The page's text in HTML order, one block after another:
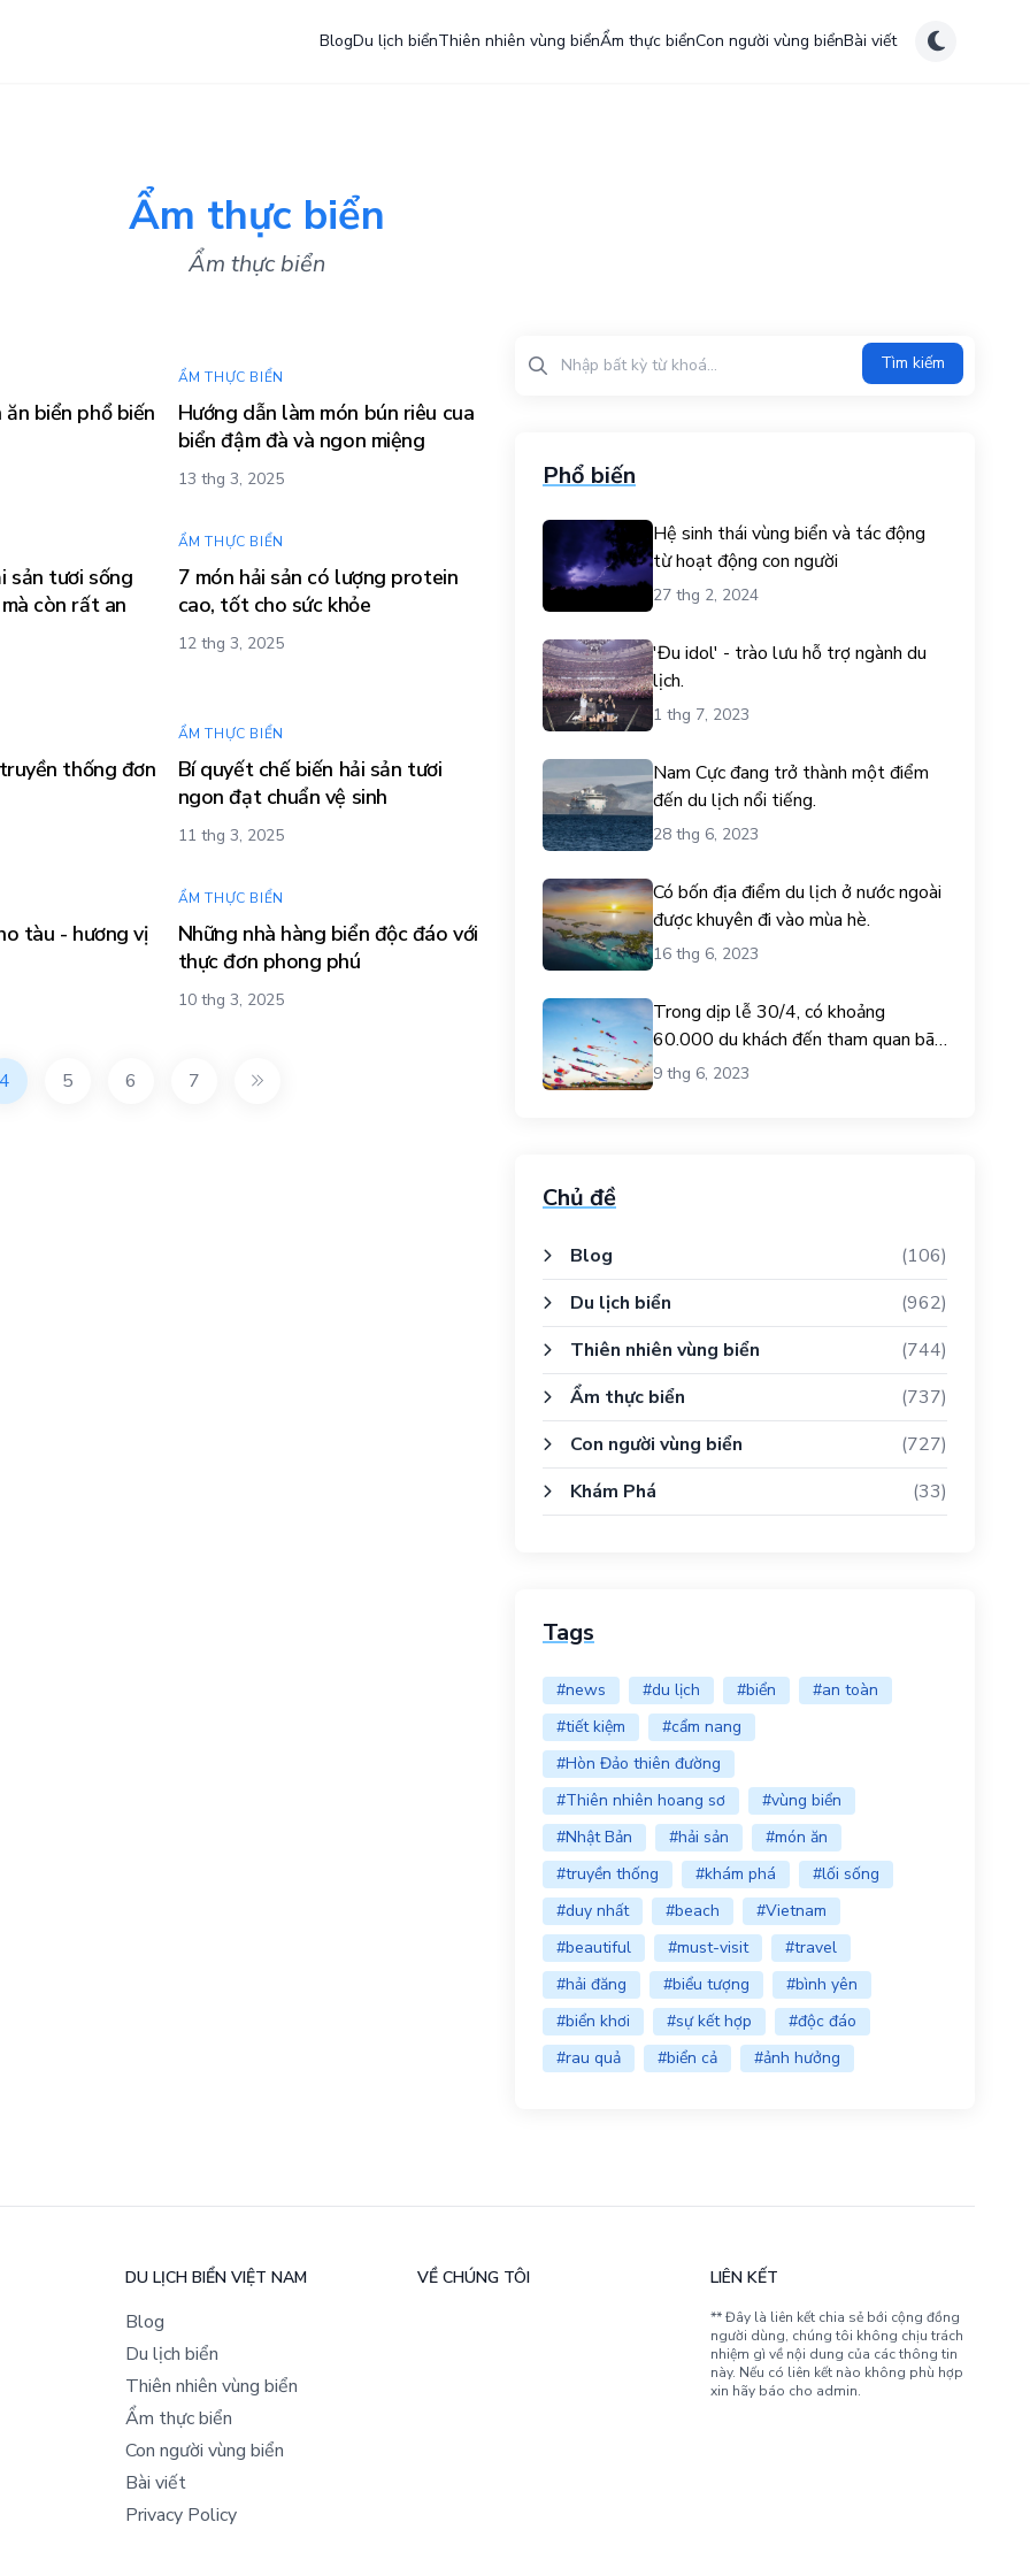
BlogDu lịch biểnThiên nhiên vùng biểnẨm thực biểnCon người vùng biểnBài viết
Ẩm thực biển
Ẩm thực biển
biển phổ biến
ẨM THỰC BIỂN
Hướng dẫn làm món bún riêu cua
biển đậm đà và ngon miệng
13 thg 3, 2025
sản tươi sống
còn rất an
ẨM THỰC BIỂN
7 món hải sản có lượng protein
cao, tốt cho sức khỏe
12 thg 3, 2025
thống đơn
ẨM THỰC BIỂN
Bí quyết chế biến hải sản tươi
ngon đạt chuẩn vệ sinh
11 thg 3, 2025
tàu - hương vị
ẨM THỰC BIỂN
Những nhà hàng biển độc đáo với
thực đơn phong phú
10 thg 3, 2025
4 5 6 7
Tìm kiếm
Phổ biến
Hệ sinh thái vùng biển và tác động
từ hoạt động con người
27 thg 2, 2024
'Đu idol' - trào lưu hỗ trợ ngành du
lịch.
1 thg 7, 2023
Nam Cực đang trở thành một điểm
đến du lịch nổi tiếng.
28 thg 6, 2023
Có bốn địa điểm du lịch ở nước ngoài
được khuyên đi vào mùa hè.
16 thg 6, 2023
Trong dịp lễ 30/4, có khoảng
60.000 du khách đến tham quan bãi
biển Gò Công.
9 thg 6, 2023
Chủ đề
Blog
(106)
Du lịch biển
(962)
Thiên nhiên vùng biển
(744)
Ẩm thực biển
(737)
Con người vùng biển
(727)
Khám Phá
(33)
Tags
#news #du lịch #biển
#an toàn
#tiết kiệm
#cẩm nang
#Hòn Đảo thiên đường
#Thiên nhiên hoang sơ
#vùng biển
#Nhật Bản
#hải sản
#món ăn
#truyền thống
#khám phá
#lối sống
#duy nhất
#beach
#Vietnam
#beautiful
#must-visit
#travel
#hải đăng
#biểu tượng
#bình yên
#biển khơi
#sự kết hợp
#độc đáo
#rau quả
#biển cả #ảnh hưởng
DU LỊCH BIỂN VIỆT NAM
Blog
Du lịch biển
Thiên nhiên vùng biển
Ẩm thực biển
Con người vùng biển
Bài viết
Privacy Policy
VỀ CHÚNG TÔI LIÊN KẾT
** Đây là liên kết chia sẻ bới cộng đồng
người dùng, chúng tôi không chịu trách
nhiệm gì về nội dung của các thông tin
này. Nếu có liên kết nào không phù hợp
xin hãy báo cho admin.